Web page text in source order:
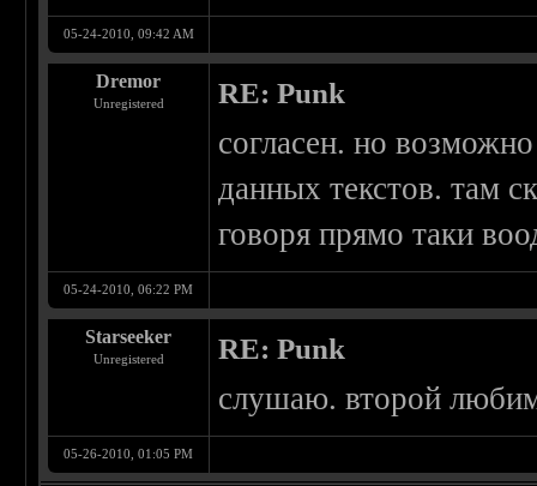
05-24-2010, 09:42 AM
Dremor
Unregistered RE: Punk
согласен. но
данных текстов. там
говоря прямо таки
05-24-2010, 06:22 PM
Starseeker
Unregistered RE: Punk
слушаю. второй
05-26-2010, 01:05 PM